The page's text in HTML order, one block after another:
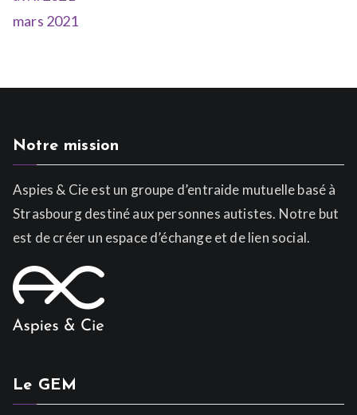
mars 2021
Notre mission
Aspies & Cie est un groupe d’entraide mutuelle basé à
Strasbourg destiné aux personnes autistes. Notre but
est de créer un espace d’échange et de lien social.
Le GEM